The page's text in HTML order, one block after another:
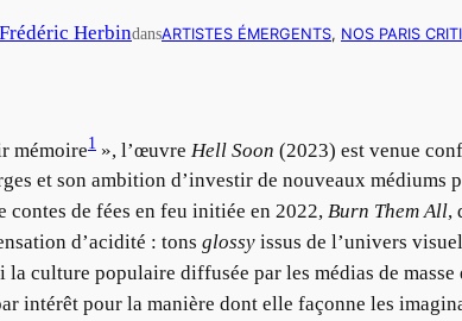
Frédéric HerbindansARTISTES ÉMERGENTS, NOS PARIS
mémoire1 », l’œuvre Hell Soon (2023) est venue
et son ambition d’investir de nouveaux
contes de fées en feu initiée en 2022, Burn Them All,
d’acidité : tons glossy issus de l’univers
culture populaire diffusée par les médias de
intérêt pour la manière dont elle façonne les